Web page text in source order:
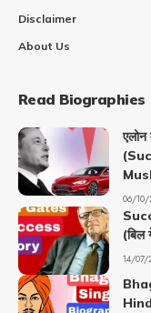
Disclaimer
About Us
Read Biographies
06/10/
(बिल
14/07/